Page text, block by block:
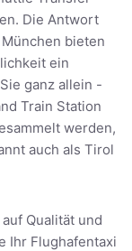
Die Antwort
bieten
ein
ganz allein -
Train Station
werden,
auch als Tirol
Qualität und
Ihr Flughafentaxi